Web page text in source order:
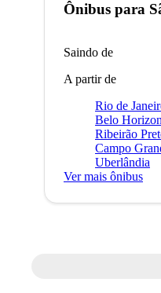
Ônibus para
Saindo de
A partir de
Rio de
Belo
Ribeirão
Campo
Uberlândia
Ver mais ônibus